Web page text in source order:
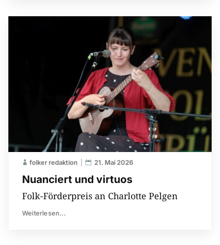
Nuanciert und virtuos
folker redaktion 21. Mai 2026
Folk-Förderpreis an Charlotte Pelgen
Weiterlesen...